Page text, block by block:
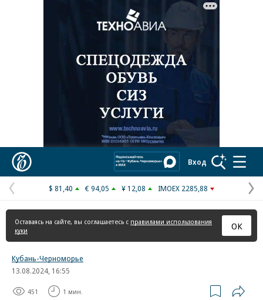
Реклама в «Ъ» www.kommersant.ru/ad
Вход
Предыдущая
страница
$ 81,40 € 94,05 ¥ 12,08 IMOEX 2285,88
Оставаясь на сайте, вы соглашаетесь с правилами использования
куки
ОК
Кубань-Черноморье
13.08.2024, 16:55
451 1 мин.